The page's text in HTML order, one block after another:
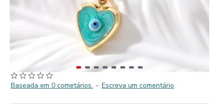
Baseada em 0 cometários. - Escreva um comentário